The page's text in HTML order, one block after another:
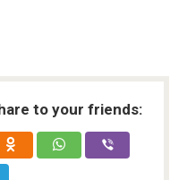
to your friends: